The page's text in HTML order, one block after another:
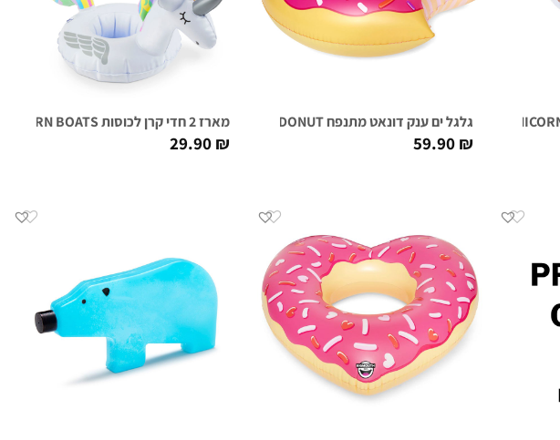
גלגל ים ענק דונאט מתנפח GIANT FROSTED DONUT
59.90 ₪
מארז 2 חדי קרן לכוסות MAGICAL UNICORN BOATS
29.90 ₪